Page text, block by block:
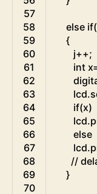
57
58
59
60
61
62
63
64
65
66
67
68
69
70
else if(
{
j++;
int x
lcd.
if(x)
lcd.
else
lcd.
//
}